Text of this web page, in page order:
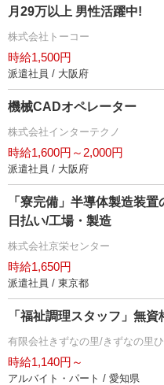
月29万以上 男性活躍中!
株式会社トーコー
時給1,500円
派遣社員 / 大阪府
機械CADオペレーター
株式会社インターテクノ
時給1,600円～2,000円
派遣社員 / 大阪府
「寮完備」半導体製造装
日払い/工場・製造
株式会社京栄センター
時給1,650円
派遣社員 / 東京都
「福祉調理スタッフ」無
有限会社きずなの里/きずなの里
時給1,140円～
アルバイト・パート / 愛知県